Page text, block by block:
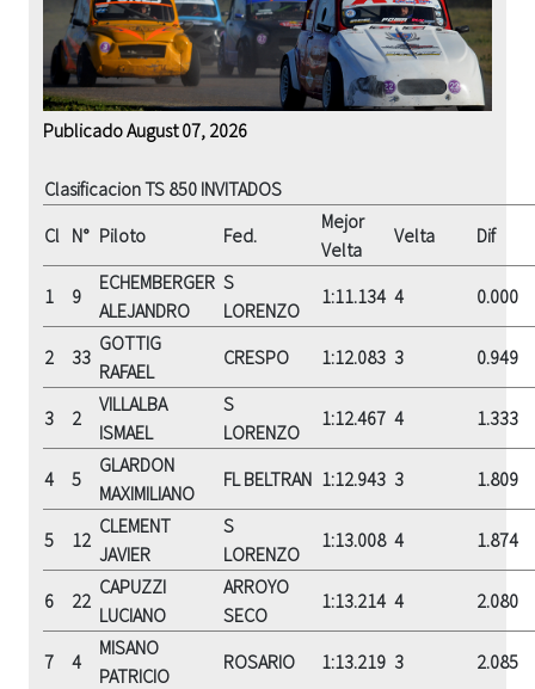
Publicado August 07, 2026
Clasificacion TS 850 INVITADOS
Cl N° Piloto Fed.
Mejor
Velta
Velta Dif
1 9
ECHEMBERGER
ALEJANDRO
S
LORENZO
1:11.134 4 0.000
2 33
GOTTIG
RAFAEL
CRESPO 1:12.083 3 0.949
3 2
VILLALBA
ISMAEL
S
LORENZO
1:12.467 4 1.333
4 5
GLARDON
MAXIMILIANO
FL BELTRAN 1:12.943 3 1.809
5 12
CLEMENT
JAVIER
S
LORENZO
1:13.008 4 1.874
6 22
CAPUZZI
LUCIANO
ARROYO
SECO
1:13.214 4 2.080
7 4
MISANO
PATRICIO
ROSARIO 1:13.219 3 2.085